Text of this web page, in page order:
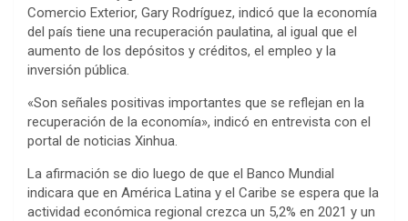
Comercio Exterior, Gary Rodríguez, indicó que la economía
del país tiene una recuperación paulatina, al igual que el
aumento de los depósitos y créditos, el empleo y la
inversión pública.
«Son señales positivas importantes que se reflejan en la
recuperación de la economía», indicó en entrevista con el
portal de noticias Xinhua.
La afirmación se dio luego de que el Banco Mundial
indicara que en América Latina y el Caribe se espera que la
actividad económica regional crezca un 5,2% en 2021 y un